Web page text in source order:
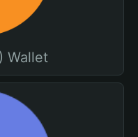
Wallet